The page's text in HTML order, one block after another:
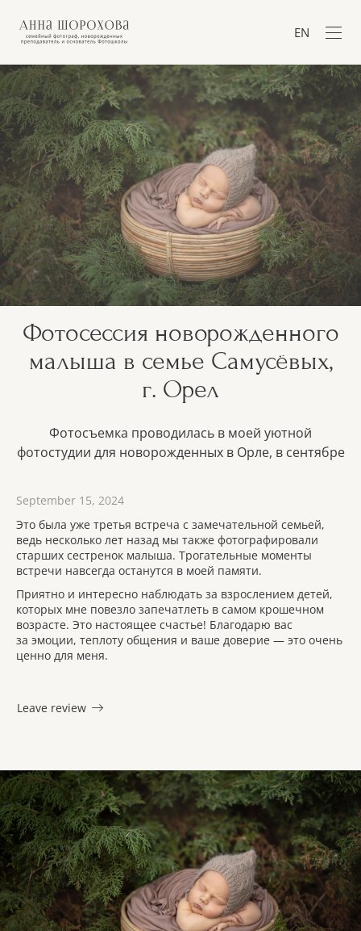
EN
Фотосессия новорожденного
малыша в семье Самусёвых,
г. Орел
Фотосъемка проводилась в моей уютной
фотостудии для новорожденных в Орле, в сентябре
September 15, 2024
Это была уже третья встреча с замечательной семьей,
ведь несколько лет назад мы также фотографировали
старших сестренок малыша. Трогательные моменты
встречи навсегда останутся в моей памяти.
Приятно и интересно наблюдать за взрослением детей,
которых мне повезло запечатлеть в самом крошечном
возрасте. Это настоящее счастье! Благодарю вас
за эмоции, теплоту общения и ваше доверие — это очень
ценно для меня.
Leave review